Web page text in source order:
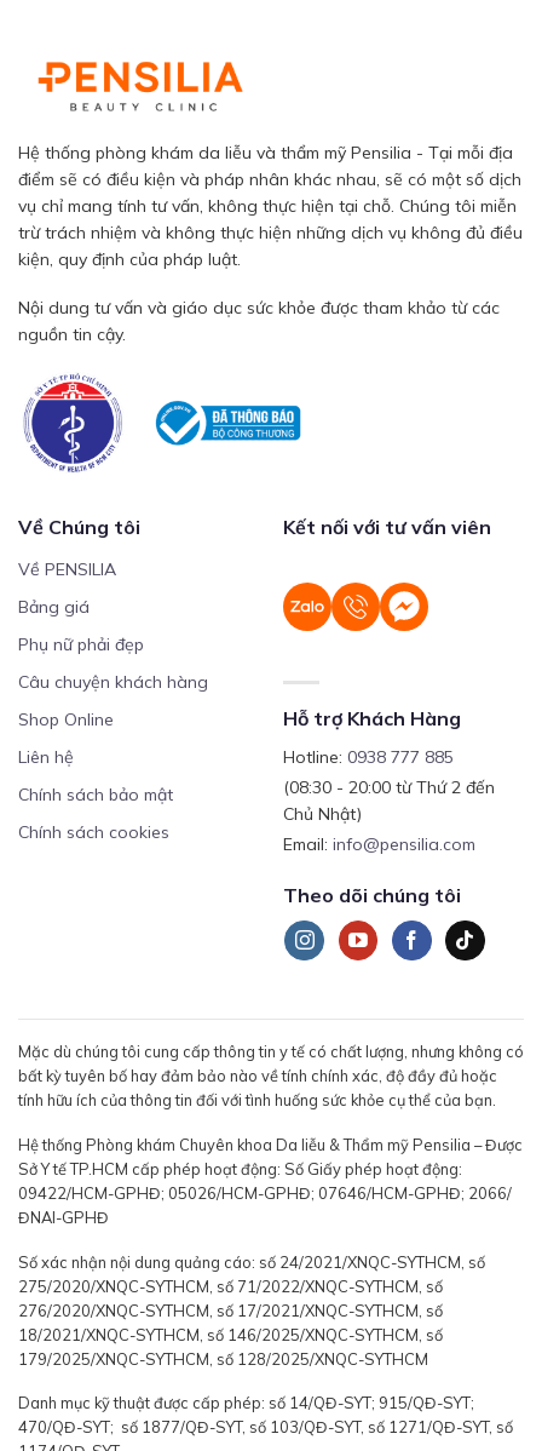
Hệ thống phòng khám da liễu và thẩm mỹ Pensilia - Tại mỗi địa
điểm sẽ có điều kiện và pháp nhân khác nhau, sẽ có một số dịch
vụ chỉ mang tính tư vấn, không thực hiện tại chỗ. Chúng tôi miễn
trừ trách nhiệm và không thực hiện những dịch vụ không đủ điều
kiện, quy định của pháp luật.
Nội dung tư vấn và giáo dục sức khỏe được tham khảo từ các
nguồn tin cậy.
Về Chúng tôi
Về PENSILIA
Bảng giá
Phụ nữ phải đẹp
Câu chuyện khách hàng
Shop Online
Liên hệ
Chính sách bảo mật
Chính sách cookies
Kết nối với tư vấn viên
Hỗ trợ Khách Hàng
Hotline: 0938 777 885
(08:30 - 20:00 từ Thứ 2 đến
Chủ Nhật)
Email: info@pensilia.com
Theo dõi chúng tôi
Mặc dù chúng tôi cung cấp thông tin y tế có chất lượng, nhưng không có
bất kỳ tuyên bố hay đảm bảo nào về tính chính xác, độ đầy đủ hoặc
tính hữu ích của thông tin đối với tình huống sức khỏe cụ thể của bạn.
Hệ thống Phòng khám Chuyên khoa Da liễu & Thẩm mỹ Pensilia – Được
Sở Y tế TP.HCM cấp phép hoạt động: Số Giấy phép hoạt động:
09422/HCM-GPHĐ; 05026/HCM-GPHĐ; 07646/HCM-GPHĐ; 2066/
ĐNAI-GPHĐ
Số xác nhận nội dung quảng cáo: số 24/2021/XNQC-SYTHCM, số
275/2020/XNQC-SYTHCM, số 71/2022/XNQC-SYTHCM, số
276/2020/XNQC-SYTHCM, số 17/2021/XNQC-SYTHCM, số
18/2021/XNQC-SYTHCM, số 146/2025/XNQC-SYTHCM, số
179/2025/XNQC-SYTHCM, số 128/2025/XNQC-SYTHCM
Danh mục kỹ thuật được cấp phép: số 14/QĐ-SYT; 915/QĐ-SYT;
470/QĐ-SYT; số 1877/QĐ-SYT, số 103/QĐ-SYT, số 1271/QĐ-SYT, số